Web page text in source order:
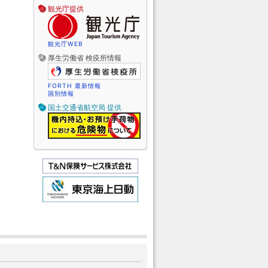
観光庁提供
観光庁WEB
厚生労働省 検疫所情報
FORTH 最新情報
国別情報
国土交通省航空局 提供